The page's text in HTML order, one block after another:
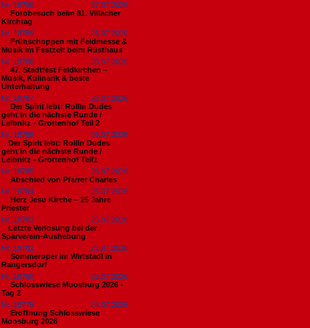
Nr. 18790
27.07.2026
Fotobesuch beim 81. Villacher
Kirchtag
Nr. 18789
26.07.2026
Frühschoppen mit Feldmesse &
Musik im Festzelt beim Rüsthaus
Nr. 18788
26.07.2026
47. Stadtfest Feldkirchen –
Musik, Kulinarik & beste
Unterhaltung
Nr. 18787
26.07.2026
Der Spirit lebt: Rollin Dudes
geht in die nächste Runde /
Leibnitz - Grottenhof Teil 2
Nr. 18786
26.07.2026
​Der Spirit lebt: Rollin Dudes
geht in die nächste Runde /
Leibnitz - Grottenhof Teil1
Nr. 18785
26.07.2026
Abschied von Pfarrer Charles
Nr. 18784
26.07.2026
Herz Jesu Kirche – 25 Jahre
Priester
Nr. 18783
25.07.2026
​Letzte Verlosung bei der
Sparverein-Aushebung
Nr. 18782
25.07.2026
Sommeroper im Wirtstadl in
Rangersdorf
Nr. 18780
25.07.2026
Schlosswiese Moosburg 2026 -
Tag 2
Nr. 18779
24.07.2026
Eröffnung Schlosswiese
Moosburg 2026